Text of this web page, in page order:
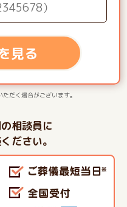
見る
だく場合がございます。
相談員に
ださい。